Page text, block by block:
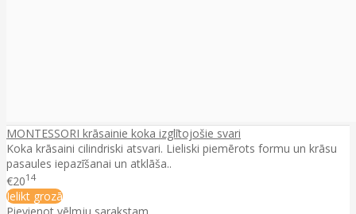
MONTESSORI krāsainie koka izglītojošie svari
Koka krāsaini cilindriski atsvari. Lieliski piemērots formu un krāsu
pasaules iepazīšanai un atklāša..
€2014
Ielikt grozā